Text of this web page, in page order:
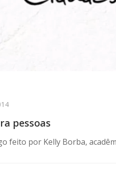
pessoas
feito por Kelly Borba,